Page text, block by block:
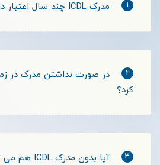
1 مدرک ICDL چند سال اعتبار دارد؟
2
در صورت نداشتن مدرک در
کرد؟
3 آیا بدون مدرک ICDL هم می توان استخدام شد؟